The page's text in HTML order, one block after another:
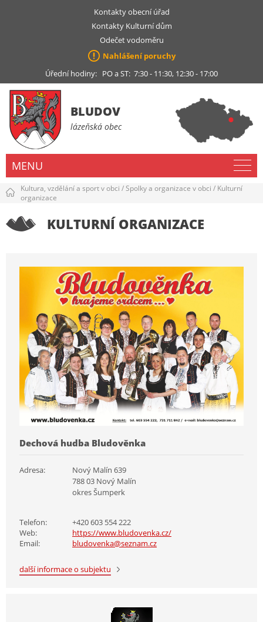
Kontakty obecní úřad
Kontakty Kulturní dům
Odečet vodoměru
Nahlášení poruchy
Úřední hodiny: PO a ST: 7:30 - 11:30, 12:30 - 17:00
BLUDOV
lázeňská obec
MENU
Kultura, vzdělání a sport v obci /Spolky a organizace v obci / Kulturní
organizace
KULTURNÍ ORGANIZACE
Dechová hudba Bludověnka
Adresa:
Nový Malín 639
788 03 Nový Malín
okres Šumperk
Telefon:
+420 603 554 222
Web:
https://www.bludovenka.cz/
Email:
bludovenka@seznam.cz
další informace o subjektu